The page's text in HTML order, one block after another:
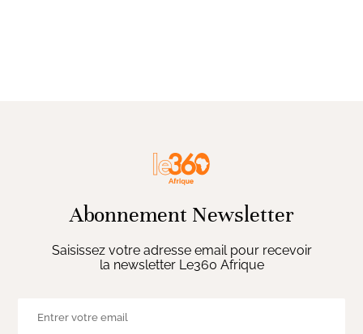
Abonnement Newsletter
Saisissez votre adresse email pour recevoir
la newsletter Le360 Afrique